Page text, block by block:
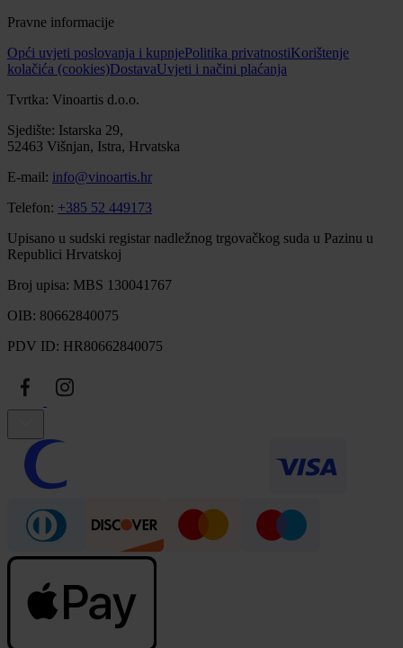
Pravne informacije
Opći uvjeti poslovanja i kupnjePolitika privatnostiKorištenje
kolačića (cookies)DostavaUvjeti i načini plaćanja
Tvrtka: Vinoartis d.o.o.
Sjedište: Istarska 29,
52463 Višnjan, Istra, Hrvatska
E-mail: info@vinoartis.hr
Telefon: +385 52 449173
Upisano u sudski registar nadležnog trgovačkog suda u Pazinu u
Republici Hrvatskoj
Broj upisa: MBS 130041767
OIB: 80662840075
PDV ID: HR80662840075